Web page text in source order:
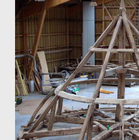
taille de pierre